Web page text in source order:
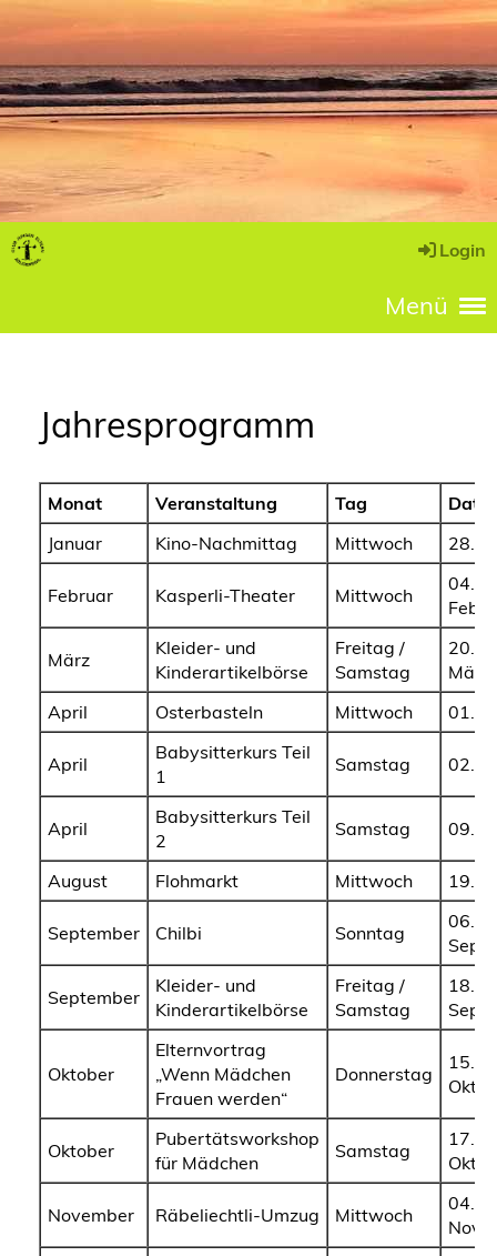
Login
Menü
Jahresprogramm
Monat Veranstaltung Tag
Januar
Kino-Nachmittag Mittwoch 28.
Februar Kasperli-Theater Mittwoch
04.
März
Kleider- und
Kinderartikelbörse
Freitag /
Samstag
20. /
März
April
Osterbasteln Mittwoch 01.
April
Babysitterkurs Teil
1
Samstag 02.
April
Babysitterkurs Teil
2
Samstag 09.
August Flohmarkt Mittwoch 19.
September Chilbi Sonntag
06.
September
Kleider- und
Kinderartikelbörse
Freitag /
Samstag
18. /
Oktober
Elternvortrag
„Wenn Mädchen
Frauen werden“
Donnerstag
15.
Oktober
Pubertätsworkshop
für Mädchen
Samstag
17.
November Räbeliechtli-Umzug Mittwoch
04.